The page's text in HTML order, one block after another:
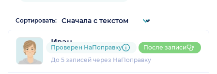
Сортировать:
Иван
1 отзыв
До 5 записей через НаПоправку
Проверен НаПоправку После записи